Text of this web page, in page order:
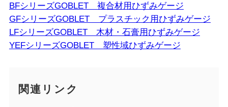
BFシリーズGOBLET 複合材用ひずみゲージ
GFシリーズGOBLET プラスチック用ひずみゲージ
LFシリーズGOBLET 木材・石膏用ひずみゲージ
YEFシリーズGOBLET 塑性域ひずみゲージ
関連リンク